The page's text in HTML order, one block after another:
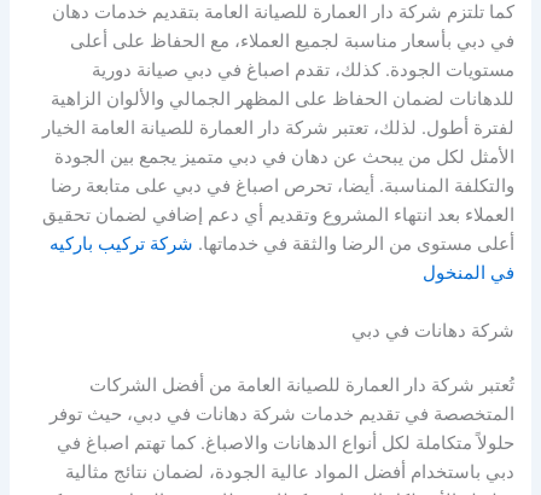
كما تلتزم شركة دار العمارة للصيانة العامة بتقديم خدمات دهان
في دبي بأسعار مناسبة لجميع العملاء، مع الحفاظ على أعلى
مستويات الجودة. كذلك، تقدم اصباغ في دبي صيانة دورية
للدهانات لضمان الحفاظ على المظهر الجمالي والألوان الزاهية
لفترة أطول. لذلك، تعتبر شركة دار العمارة للصيانة العامة الخيار
الأمثل لكل من يبحث عن دهان في دبي متميز يجمع بين الجودة
والتكلفة المناسبة. أيضا، تحرص اصباغ في دبي على متابعة رضا
العملاء بعد انتهاء المشروع وتقديم أي دعم إضافي لضمان تحقيق
أعلى مستوى من الرضا والثقة في خدماتها. شركة تركيب باركيه
في المنخول
شركة دهانات في دبي
تُعتبر شركة دار العمارة للصيانة العامة من أفضل الشركات
المتخصصة في تقديم خدمات شركة دهانات في دبي، حيث توفر
حلولاً متكاملة لكل أنواع الدهانات والاصباغ. كما تهتم اصباغ في
دبي باستخدام أفضل المواد عالية الجودة، لضمان نتائج مثالية